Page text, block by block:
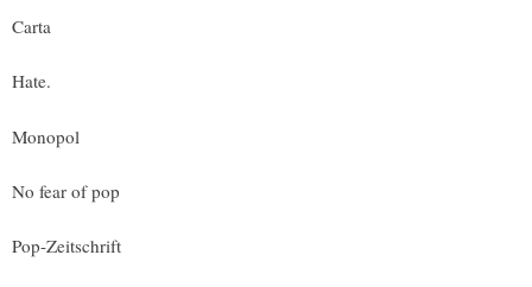
Carta
Hate.
Monopol
No fear of pop
Pop-Zeitschrift